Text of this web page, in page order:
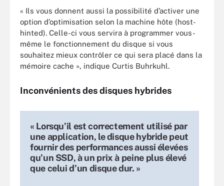
« Ils vous donnent aussi la possibilité d’activer une
option d’optimisation selon la machine hôte (host-
hinted). Celle-ci vous servira à programmer vous-
même le fonctionnement du disque si vous
souhaitez mieux contrôler ce qui sera placé dans la
mémoire cache », indique Curtis Buhrkuhl.
Inconvénients des disques hybrides
« Lorsqu’il est correctement utilisé par
une application, le disque hybride peut
fournir des performances aussi élevées
qu’un SSD, à un prix à peine plus élevé
que celui d’un disque dur. »